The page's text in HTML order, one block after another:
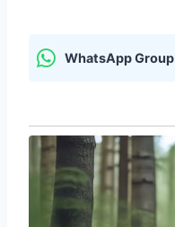
WhatsApp Group